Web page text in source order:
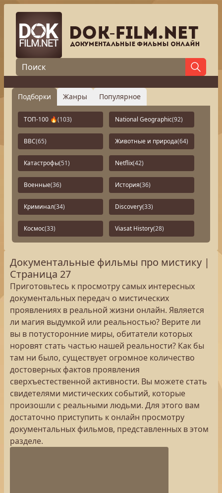
Подборки Жанры Популярное
ТОП-100 🔥(103) National Geographic(92)
BBC(65) Животные и природа(64)
Катастрофы(51) Netflix(42)
Военные(36) История(36)
Криминал(34) Discovery(33)
Космос(33) Viasat History(28)
Документальные фильмы про мистику |
Страница 27
Приготовьтесь к просмотру самых интересных
документальных передач о мистических
проявлениях в реальной жизни онлайн. Является
ли магия выдумкой или реальностью? Верите ли
вы в потусторонние миры, обитатели которых
норовят стать частью нашей реальности? Как бы
там ни было, существует огромное количество
достоверных фактов проявления
сверхъестественной активности. Вы можете стать
свидетелями мистических событий, которые
произошли с реальными людьми. Для этого вам
достаточно приступить к онлайн просмотру
документальных фильмов, представленных в этом
разделе.